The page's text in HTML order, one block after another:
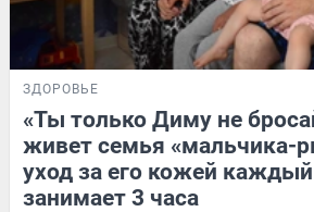
ЗДОРОВЬЕ
«Ты только Диму не
живет семья «мальчика-
уход за его кожей
занимает 3 часа